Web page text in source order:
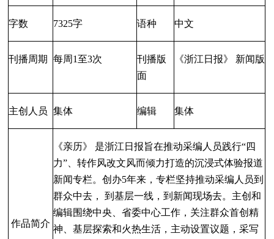
字数 7325字 语种 中文
刊播周期 每周1至3次
刊播版
面
《浙江日报》 新闻版
主创人员 集体 编辑 集体
作品简介
《亲历》 是浙江日报旨在推动采编人员践行“四
力” 、转作风改文风而倾力打造的沉浸式体验报道
新闻专栏。创办5年来 ，专栏坚持推动采编人员到
群众中去 ， 到基层一线 ，到新闻现场去。主创和
编辑围绕中央 、省委中心工作 ，关注群众首创精
神 、基层探索和火热生活 ，主动设置议题 ，采写